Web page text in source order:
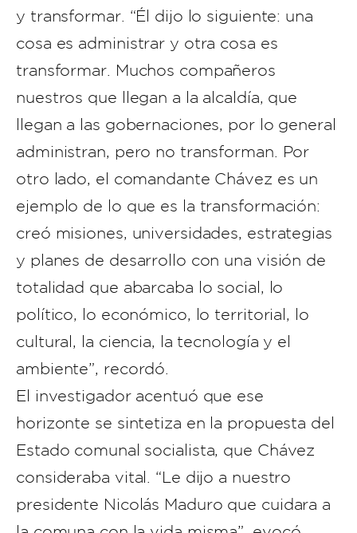
y transformar. “Él dijo lo siguiente: una
cosa es administrar y otra cosa es
transformar. Muchos compañeros
nuestros que llegan a la alcaldía, que
llegan a las gobernaciones, por lo general
administran, pero no transforman. Por
otro lado, el comandante Chávez es un
ejemplo de lo que es la transformación:
creó misiones, universidades, estrategias
y planes de desarrollo con una visión de
totalidad que abarcaba lo social, lo
político, lo económico, lo territorial, lo
cultural, la ciencia, la tecnología y el
ambiente”, recordó.
El investigador acentuó que ese
horizonte se sintetiza en la propuesta del
Estado comunal socialista, que Chávez
consideraba vital. “Le dijo a nuestro
presidente Nicolás Maduro que cuidara a